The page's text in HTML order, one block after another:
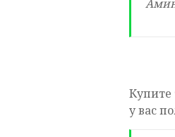
Купите
у вас